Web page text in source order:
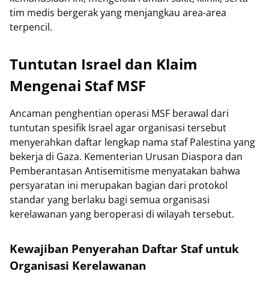
tim medis bergerak yang menjangkau area-area
terpencil.
Tuntutan Israel dan Klaim
Mengenai Staf MSF
Ancaman penghentian operasi MSF berawal dari
tuntutan spesifik Israel agar organisasi tersebut
menyerahkan daftar lengkap nama staf Palestina yang
bekerja di Gaza. Kementerian Urusan Diaspora dan
Pemberantasan Antisemitisme menyatakan bahwa
persyaratan ini merupakan bagian dari protokol
standar yang berlaku bagi semua organisasi
kerelawanan yang beroperasi di wilayah tersebut.
Kewajiban Penyerahan Daftar Staf untuk
Organisasi Kerelawanan